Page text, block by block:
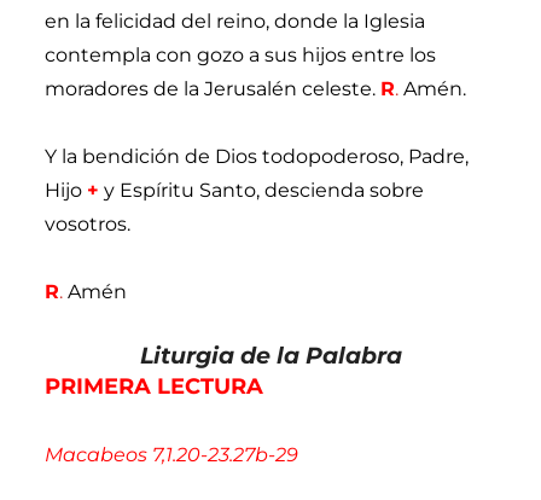
en la felicidad del reino, donde la Iglesia
contempla con gozo a sus hijos entre los
moradores de la Jerusalén celeste. R.Amén.
Y la bendición de Dios todopoderoso, Padre,
Hijo + y Espíritu Santo, descienda sobre
vosotros.
R.Amén
Liturgia de la Palabra
PRIMERA LECTURA
Macabeos 7,1.20-23.27b-29